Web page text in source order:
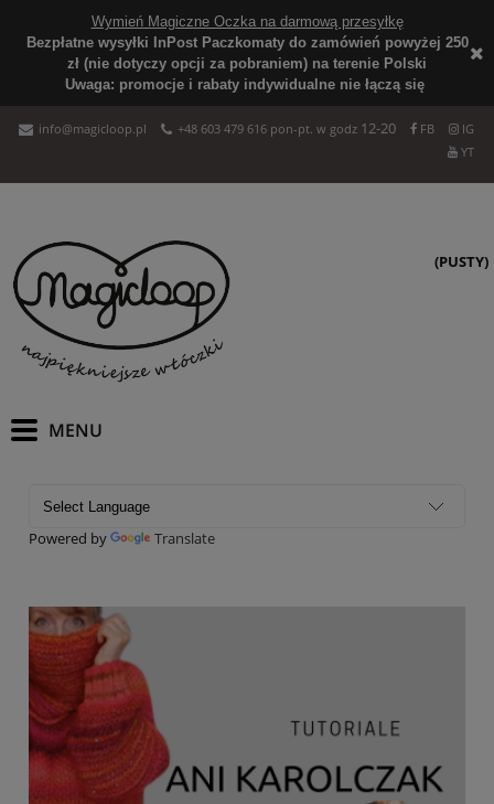
Wymień Magiczne Oczka na darmową przesyłkę
Bezpłatne wysyłki InPost Paczkomaty do zamówień powyżej 250
zł (nie dotyczy opcji za pobraniem) na terenie Polski
Uwaga: promocje i rabaty indywidualne nie łączą się
info@magicloop.pl +48 603 479 616 pon-pt. w godz 12-20 FB
IG
YT
(PUSTY)
Powered by Translate